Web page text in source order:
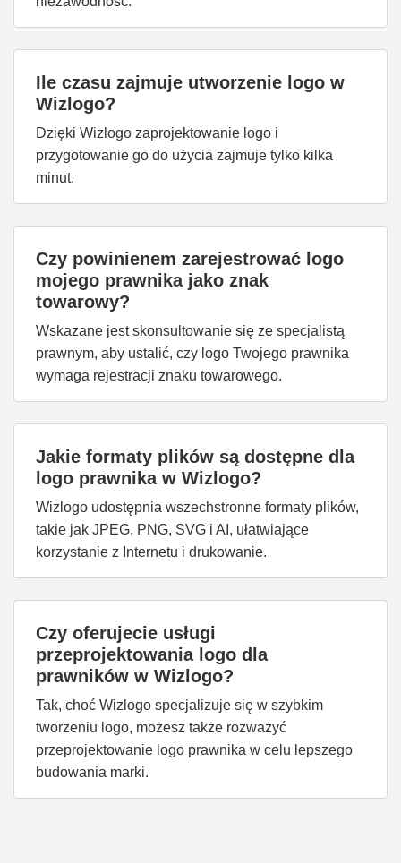
Ile czasu zajmuje utworzenie logo w
Wizlogo?
Dzięki Wizlogo zaprojektowanie logo i
przygotowanie go do użycia zajmuje tylko kilka
minut.
Czy powinienem zarejestrować logo
mojego prawnika jako znak
towarowy?
Wskazane jest skonsultowanie się ze specjalistą
prawnym, aby ustalić, czy logo Twojego prawnika
wymaga rejestracji znaku towarowego.
Jakie formaty plików są dostępne dla
logo prawnika w Wizlogo?
Wizlogo udostępnia wszechstronne formaty plików,
takie jak JPEG, PNG, SVG i AI, ułatwiające
korzystanie z Internetu i drukowanie.
Czy oferujecie usługi
przeprojektowania logo dla
prawników w Wizlogo?
Tak, choć Wizlogo specjalizuje się w szybkim
tworzeniu logo, możesz także rozważyć
przeprojektowanie logo prawnika w celu lepszego
budowania marki.